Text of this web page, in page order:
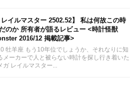
レイルマスター 2502.52】 私は何故この時
のか 所有者が語るレビュー <時計怪獣
2016/12 掲載記事>
牡羊座 もう10年位でしょうか、それなりに知
メーカーで人と被らない時計を探し行き着いた
ガ レイルマスター...